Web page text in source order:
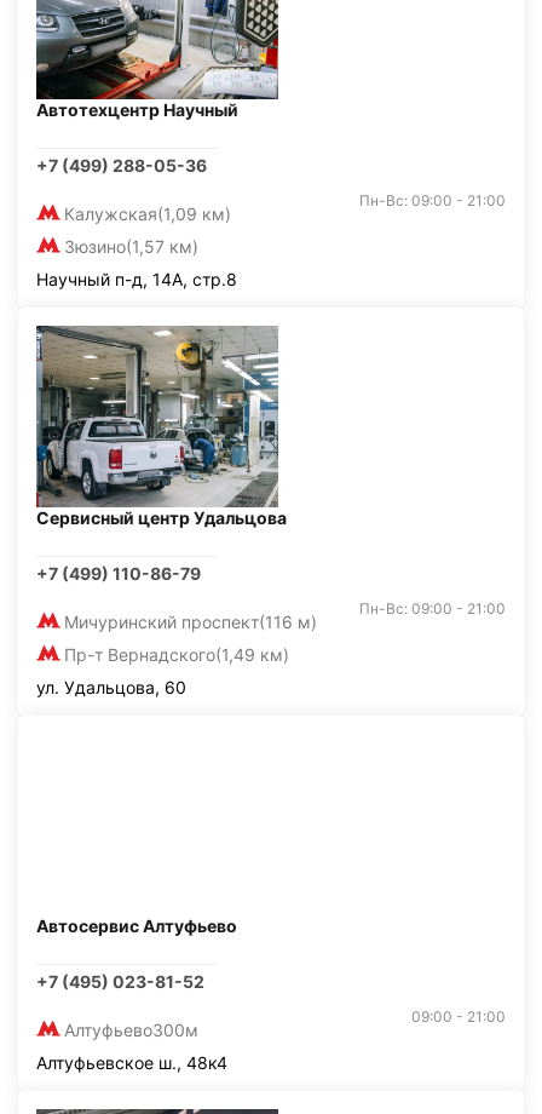
Автотехцентр Научный
+7 (499) 288-05-36
Калужская(1,09 км)
Зюзино(1,57 км)
Пн-Вс: 09:00 - 21:00
Научный п-д, 14А, стр.8
Сервисный центр Удальцова
+7 (499) 110-86-79
Мичуринский проспект(116 м)
Пр-т Вернадского(1,49 км)
Пн-Вс: 09:00 - 21:00
ул. Удальцова, 60
Автосервис Алтуфьево
+7 (495) 023-81-52
Алтуфьево300м
09:00 - 21:00
Алтуфьевское ш., 48к4